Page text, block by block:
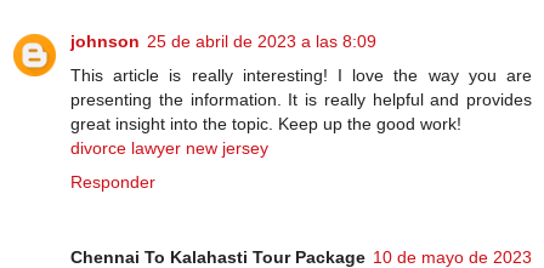
johnson 25 de abril de 2023 a las 8:09
This article is really interesting! I love the way you are
presenting the information. It is really helpful and provides
great insight into the topic. Keep up the good work!
divorce lawyer new jersey
Responder
Chennai To Kalahasti Tour Package 10 de mayo de 2023